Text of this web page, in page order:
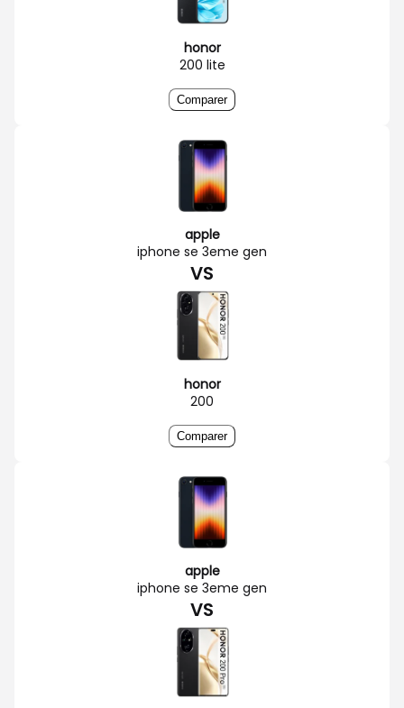
honor
200 lite
Comparer
apple
iphone se 3eme gen
VS
honor
200
Comparer
apple
iphone se 3eme gen
VS